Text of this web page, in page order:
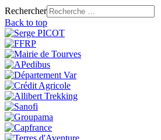
Rechercher
Back to top